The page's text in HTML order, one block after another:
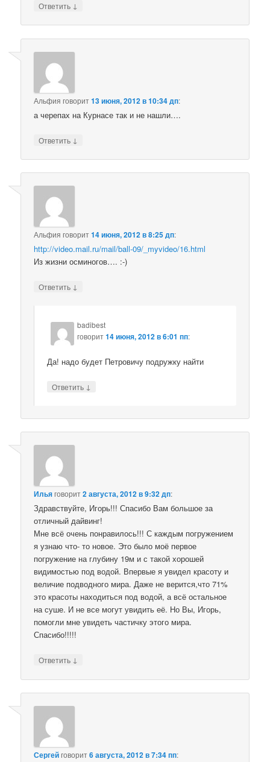
Ответить ↓
Альфия говорит13 июня, 2012 в 10:34 дп:
а черепах на Курнасе так и не нашли….
Ответить ↓
Альфия говорит14 июня, 2012 в 8:25 дп:
http://video.mail.ru/mail/ball-09/_myvideo/16.html
Из жизни осминогов…. :-)
Ответить ↓
badibest
говорит14 июня, 2012 в 6:01 пп:
Да! надо будет Петровичу подружку найти
Ответить ↓
Ильяговорит2 августа, 2012 в 9:32 дп:
Здравствуйте, Игорь!!! Спасибо Вам большое за
отличный дайвинг!
Мне всё очень понравилось!!! С каждым погружением
я узнаю что- то новое. Это было моё первое
погружение на глубину 19м и с такой хорошей
видимостью под водой. Впервые я увидел красоту и
величие подводного мира. Даже не верится,что 71%
это красоты находиться под водой, а всё остальное
на суше. И не все могут увидить её. Но Вы, Игорь,
помогли мне увидеть частичку этого мира.
Спасибо!!!!!
Ответить ↓
Сергейговорит6 августа, 2012 в 7:34 пп: